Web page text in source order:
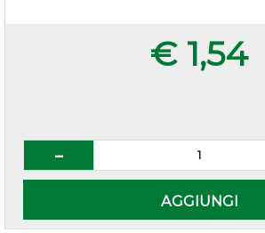
€ 1,54
AGGIUNGI